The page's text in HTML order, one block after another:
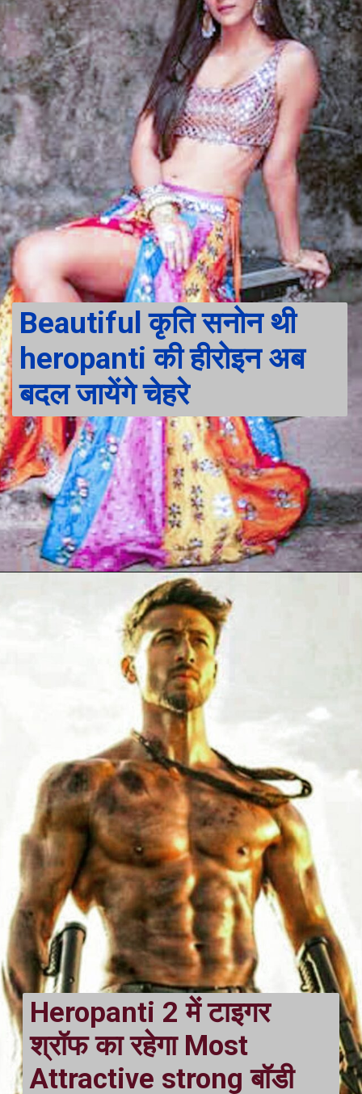
Beautiful कृति सनोन थी
heropanti की हीरोइन अब
बदल जायेंगे चेहरे
https://stechtips.com/
Heropanti 2 में टाइगर
श्रॉफ का रहेगा Most
Attractive strong बॉडी